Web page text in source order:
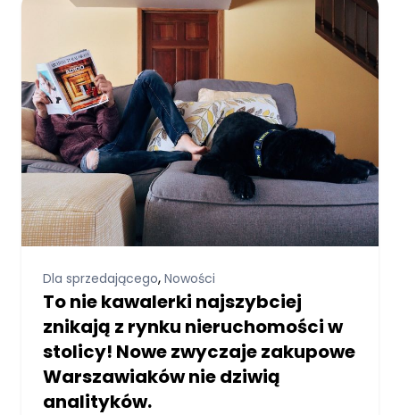
Dla sprzedającego, Nowości
To nie kawalerki najszybciej
znikają z rynku nieruchomości w
stolicy! Nowe zwyczaje zakupowe
Warszawiaków nie dziwią
analityków.